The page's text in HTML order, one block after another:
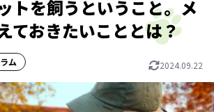
トを飼うということ。メ
ておきたいこととは？
ム 2024.09.22